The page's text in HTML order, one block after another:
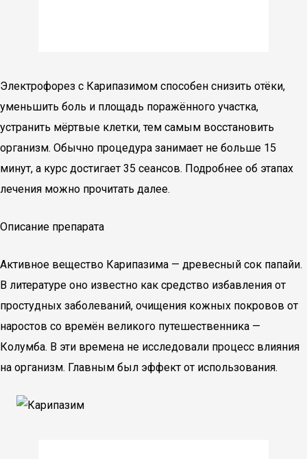
Электрофорез с Карипазимом способен снизить отёки,
уменьшить боль и площадь поражённого участка,
устранить мёртвые клетки, тем самым восстановить
организм. Обычно процедура занимает не больше 15
минут, а курс достигает 35 сеансов. Подробнее об этапах
лечения можно прочитать далее.
Описание препарата
Активное вещество Карипазима — древесный сок папайи.
В литературе оно известно как средство избавления от
простудных заболеваний, очищения кожных покровов от
наростов со времён великого путешественника —
Колумба. В эти времена не исследовали процесс влияния
на организм. Главным был эффект от использования.